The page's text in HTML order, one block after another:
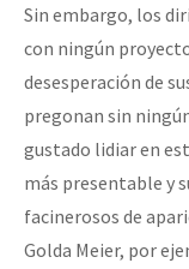
Sin embargo, los
con ningún
desesperación de
pregonan sin
gustado lidiar en
más presentable y
facinerosos de
Golda Meier, por